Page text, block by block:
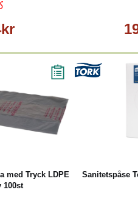
med Tryck LDPE
100st
Sanitetspåse